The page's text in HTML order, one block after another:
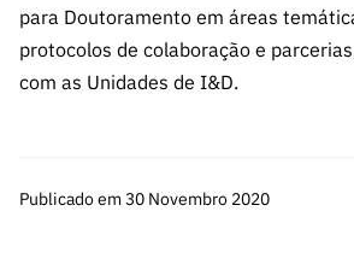
para Doutoramento em áreas
protocolos de colaboração e
com as Unidades de I&D.
Publicado em 30 Novembro 2020